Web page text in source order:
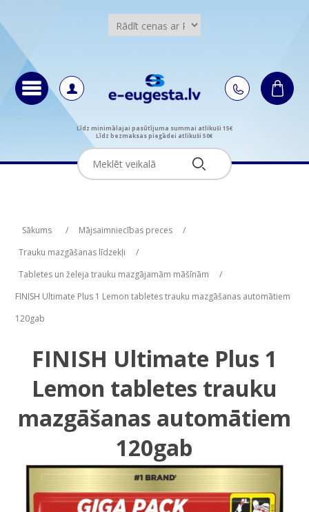
Līdz minimālajai pasūtījuma summai atlikuši 15€
Līdz bezmaksas piegādei atlikuši 50€
Sākums / Mājsaimniecības preces
/
Trauku mazgāšanas līdzekļi
/
Tabletes un želeja trauku mazgājamām māšīnām
/
FINISH Ultimate Plus 1 Lemon tabletes trauku mazgāšanas automātiem
120gab
FINISH Ultimate Plus 1
Lemon tabletes trauku
mazgāšanas automātiem
120gab